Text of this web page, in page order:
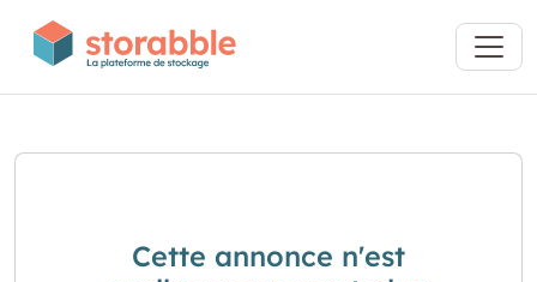
Cette annonce n'est